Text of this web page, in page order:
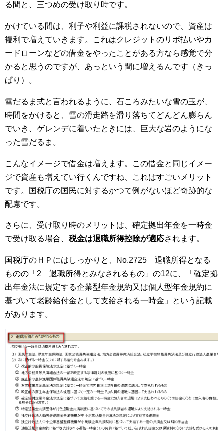
る間と、三つめの受け取り時です。
かけている間は、利子や利益に課税されないので、資産は
複利で増えていきます。これはクレジットのリボ払いやカ
ードローンなどの借金をやったことがある方なら感覚で分
かると思うのですが、あっという間に増えるんです（きっ
ぱり）。
雪だるま式と言われるように、石ころみたいな雪の玉が、
時間をかけると、雪の滑走路を滑り落ちてどんどん膨らん
でいき、ゲレンデに着いたときには、巨大な岩のようにな
った雪だるま。
こんなイメージで借金は増えます。この借金と同じイメー
ジで資産も増えてい行くんですね、これはすごいメリット
です。国税庁の国民に対するかつて例がないほど奇跡的な
配慮です。
さらに、受け取り時のメリットは、確定拠出年金を一時金
で受け取る場合、 税金は退職所得控除が適応されます。
国税庁のＨＰにはしっかりと、No.2725 退職所得となる
ものの「2 退職所得とみなされるもの」の12に、「確定拠
出年金法に規定する企業型年金規約又は個人型年金規約に
基づいて老齢給付金として支給される一時金」という記載
があります。